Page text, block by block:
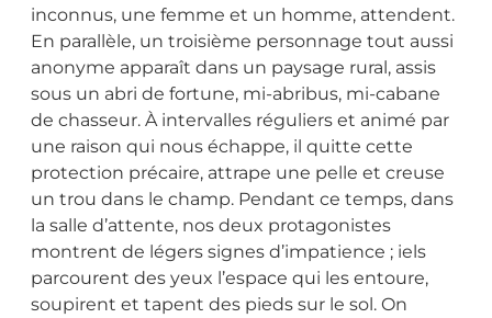
inconnus, une femme et un homme, attendent.
En parallèle, un troisième personnage tout aussi
anonyme apparaît dans un paysage rural, assis
sous un abri de fortune, mi-abribus, mi-cabane
de chasseur. À intervalles réguliers et animé par
une raison qui nous échappe, il quitte cette
protection précaire, attrape une pelle et creuse
un trou dans le champ. Pendant ce temps, dans
la salle d’attente, nos deux protagonistes
montrent de légers signes d’impatience ; iels
parcourent des yeux l’espace qui les entoure,
soupirent et tapent des pieds sur le sol. On